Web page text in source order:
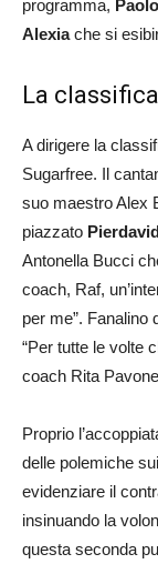
programma,
Alexiache si
La classifica
A dirigere la
Sugarfree. Il
suo maestro Alex
piazzato
Antonella Bucci
coach, Raf,
per me”. Fanalino
“Per tutte le volte
coach Rita
Proprio
delle polemiche
evidenziare il
insinuando la
questa seconda